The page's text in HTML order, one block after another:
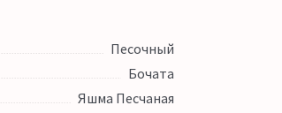
Песочный
Бочата
Яшма Песчаная